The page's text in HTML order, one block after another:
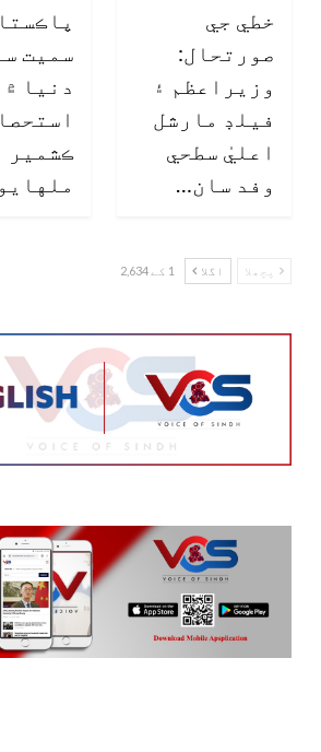
خطي جي
صورتحال:
وزيراعظم ۽
فيلڊ مارشل
اعليٰ سطحي
وفد سان…
سميت
دنيا ۾
ڪشمير
پچھلا اگلا 1 کے 2,634